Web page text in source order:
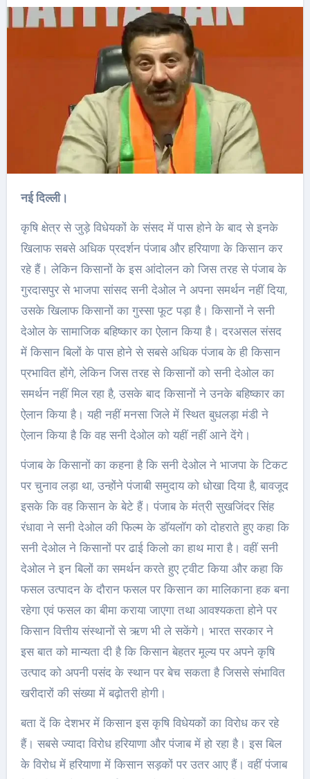
नई दिल्ली।
कृषि क्षेत्र से जुड़े विधेयकों के संसद में पास होने के बाद से इनके
खिलाफ सबसे अधिक प्रदर्शन पंजाब और हरियाणा के किसान कर
रहे हैं। लेकिन किसानों के इस आंदोलन को जिस तरह से पंजाब के
गुरदासपुर से भाजपा सांसद सनी देओल ने अपना समर्थन नहीं दिया,
उसके खिलाफ किसानों का गुस्सा फूट पड़ा है। किसानों ने सनी
देओल के सामाजिक बहिष्कार का ऐलान किया है। दरअसल संसद
में किसान बिलों के पास होने से सबसे अधिक पंजाब के ही किसान
प्रभावित होंगे, लेकिन जिस तरह से किसानों को सनी देओल का
समर्थन नहीं मिल रहा है, उसके बाद किसानों ने उनके बहिष्कार का
ऐलान किया है। यही नहीं मनसा जिले में स्थित बुधलड़ा मंडी ने
ऐलान किया है कि वह सनी देओल को यहीं नहीं आने देंगे।
पंजाब के किसानों का कहना है कि सनी देओल ने भाजपा के टिकट
पर चुनाव लड़ा था, उन्होंने पंजाबी समुदाय को धोखा दिया है, बावजूद
इसके कि वह किसान के बेटे हैं। पंजाब के मंत्री सुखजिंदर सिंह
रंधावा ने सनी देओल की फिल्म के डॉयलॉग को दोहराते हुए कहा कि
सनी देओल ने किसानों पर ढाई किलो का हाथ मारा है। वहीं सनी
देओल ने इन बिलों का समर्थन करते हुए ट्वीट किया और कहा कि
फसल उत्पादन के दौरान फसल पर किसान का मालिकाना हक बना
रहेगा एवं फसल का बीमा कराया जाएगा तथा आवश्यकता होने पर
किसान वित्तीय संस्थानों से ऋण भी ले सकेंगे। भारत सरकार ने
इस बात को मान्यता दी है कि किसान बेहतर मूल्य पर अपने कृषि
उत्पाद को अपनी पसंद के स्थान पर बेच सकता है जिससे संभावित
खरीदारों की संख्या में बढ़ोतरी होगी।
बता दें कि देशभर में किसान इस कृषि विधेयकों का विरोध कर रहे
हैं। सबसे ज्यादा विरोध हरियाणा और पंजाब में हो रहा है। इस बिल
के विरोध में हरियाणा में किसान सड़कों पर उतर आए हैं। वहीं पंजाब